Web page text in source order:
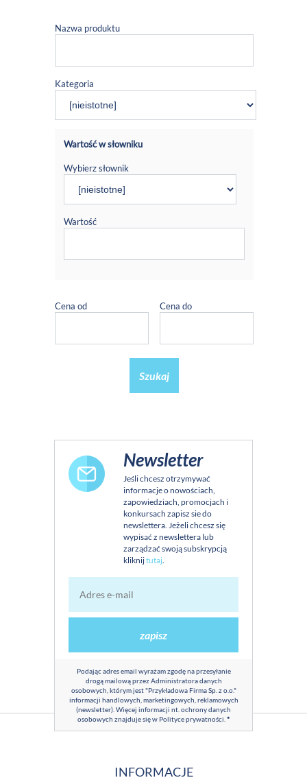
Nazwa produktu
Kategoria
Wartość w słowniku
Wybierz słownik
Wartość
Cena od Cena do
Szukaj
Newsletter
Jeśli chcesz otrzymywać
informacje o nowościach,
zapowiedziach, promocjach i
konkursach zapisz sie do
newslettera. Jeżeli chcesz się
wypisać z newslettera lub
zarządzać swoją subskrypcją
kliknijtutaj.
zapisz
Podając adres email wyrażam zgodę na przesyłanie
drogą mailową przez Administratora danych
osobowych, którym jest "Przykładowa Firma Sp. z o.o."
informacji handlowych, marketingowych, reklamowych
(newsletter). Więcej informacji nt. ochrony danych
osobowych znajduje się w Polityce prywatności *
INFORMACJE